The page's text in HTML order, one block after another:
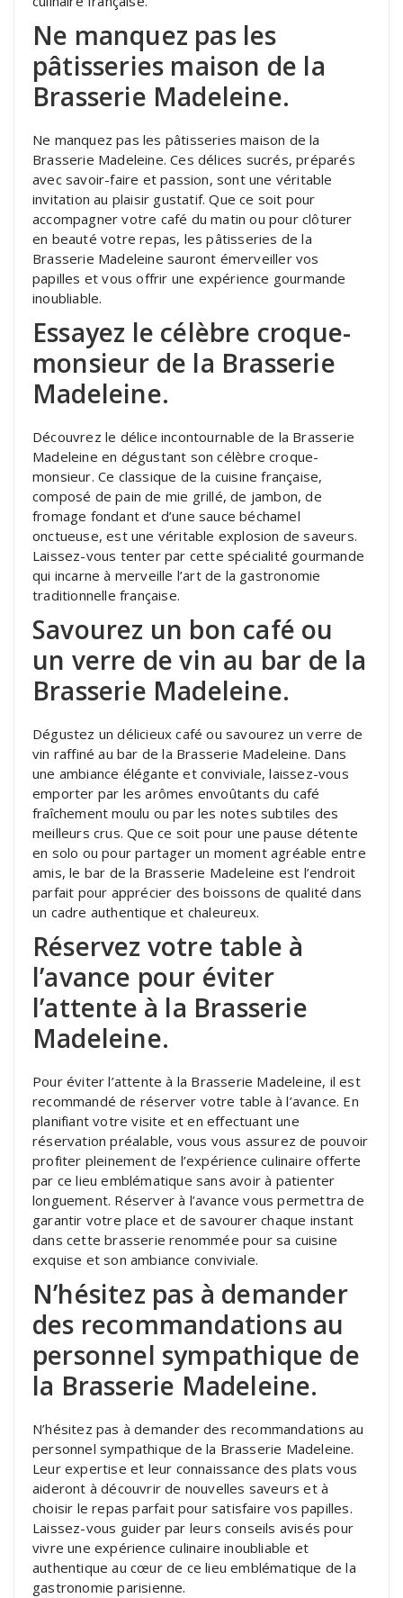
Ne manquez pas les
pâtisseries maison de la
Brasserie Madeleine.
Ne manquez pas les pâtisseries maison de la
Brasserie Madeleine. Ces délices sucrés, préparés
avec savoir-faire et passion, sont une véritable
invitation au plaisir gustatif. Que ce soit pour
accompagner votre café du matin ou pour clôturer
en beauté votre repas, les pâtisseries de la
Brasserie Madeleine sauront émerveiller vos
papilles et vous offrir une expérience gourmande
inoubliable.
Essayez le célèbre croque-
monsieur de la Brasserie
Madeleine.
Découvrez le délice incontournable de la Brasserie
Madeleine en dégustant son célèbre croque-
monsieur. Ce classique de la cuisine française,
composé de pain de mie grillé, de jambon, de
fromage fondant et d’une sauce béchamel
onctueuse, est une véritable explosion de saveurs.
Laissez-vous tenter par cette spécialité gourmande
qui incarne à merveille l’art de la gastronomie
traditionnelle française.
Savourez un bon café ou
un verre de vin au bar de la
Brasserie Madeleine.
Dégustez un délicieux café ou savourez un verre de
vin raffiné au bar de la Brasserie Madeleine. Dans
une ambiance élégante et conviviale, laissez-vous
emporter par les arômes envoûtants du café
fraîchement moulu ou par les notes subtiles des
meilleurs crus. Que ce soit pour une pause détente
en solo ou pour partager un moment agréable entre
amis, le bar de la Brasserie Madeleine est l’endroit
parfait pour apprécier des boissons de qualité dans
un cadre authentique et chaleureux.
Réservez votre table à
l’avance pour éviter
l’attente à la Brasserie
Madeleine.
Pour éviter l’attente à la Brasserie Madeleine, il est
recommandé de réserver votre table à l’avance. En
planifiant votre visite et en effectuant une
réservation préalable, vous vous assurez de pouvoir
profiter pleinement de l’expérience culinaire offerte
par ce lieu emblématique sans avoir à patienter
longuement. Réserver à l’avance vous permettra de
garantir votre place et de savourer chaque instant
dans cette brasserie renommée pour sa cuisine
exquise et son ambiance conviviale.
N’hésitez pas à demander
des recommandations au
personnel sympathique de
la Brasserie Madeleine.
N’hésitez pas à demander des recommandations au
personnel sympathique de la Brasserie Madeleine.
Leur expertise et leur connaissance des plats vous
aideront à découvrir de nouvelles saveurs et à
choisir le repas parfait pour satisfaire vos papilles.
Laissez-vous guider par leurs conseils avisés pour
vivre une expérience culinaire inoubliable et
authentique au cœur de ce lieu emblématique de la
gastronomie parisienne.